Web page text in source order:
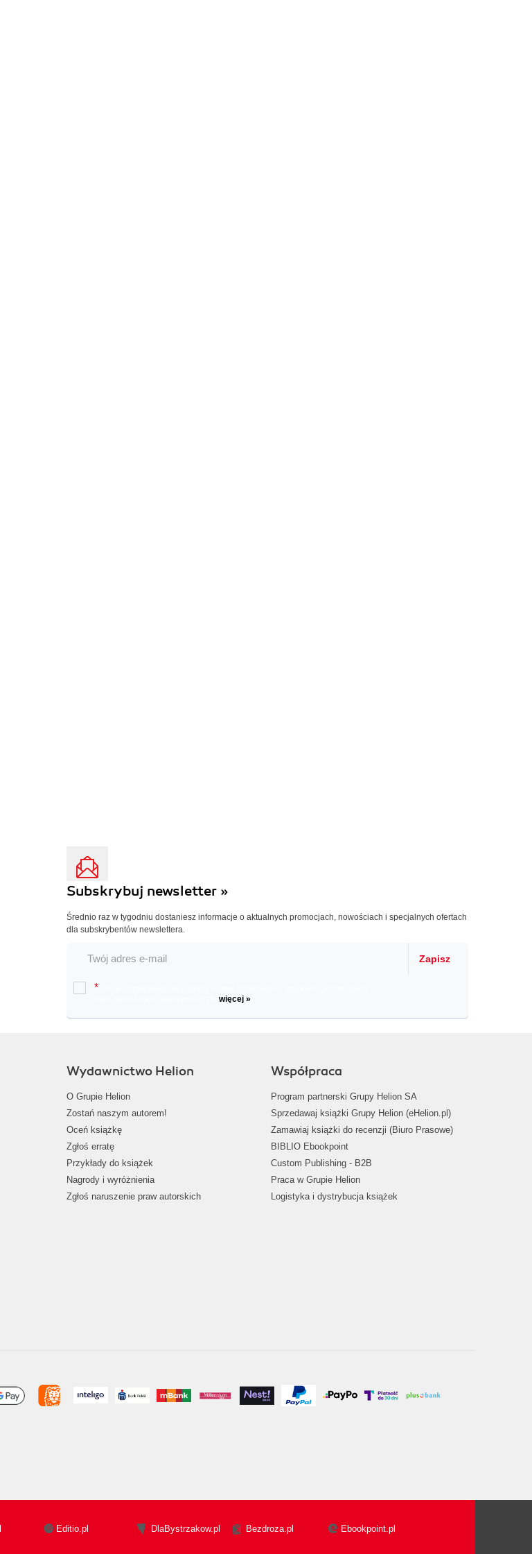
Subskrybuj newsletter »
Średnio raz w tygodniu dostaniesz informacje o aktualnych promocjach, nowościach i specjalnych ofertach
dla subskrybentów newslettera.
Zapisz
*
więcej »
Wydawnictwo Helion
O Grupie Helion
Zostań naszym autorem!
Oceń książkę
Zgłoś erratę
Przykłady do książek
Nagrody i wyróżnienia
Zgłoś naruszenie praw autorskich
Współpraca
Program partnerski Grupy Helion SA
Sprzedawaj książki Grupy Helion (eHelion.pl)
Zamawiaj książki do recenzji (Biuro Prasowe)
BIBLIO Ebookpoint
Custom Publishing - B2B
Praca w Grupie Helion
Logistyka i dystrybucja książek
Editio.pl DlaBystrzakow.pl Bezdroza.pl Ebookpoint.pl